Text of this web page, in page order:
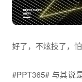
好了，不炫技了，
#PPT365# 与其说